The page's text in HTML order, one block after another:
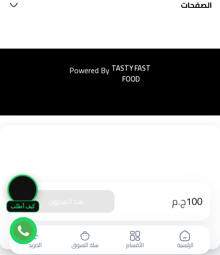
كيف أطلب 100ج.م نفذ المخزون
الرئيسية الأقسام سلة التسوق المزيد
الصفحات
Powered ByEasyorders